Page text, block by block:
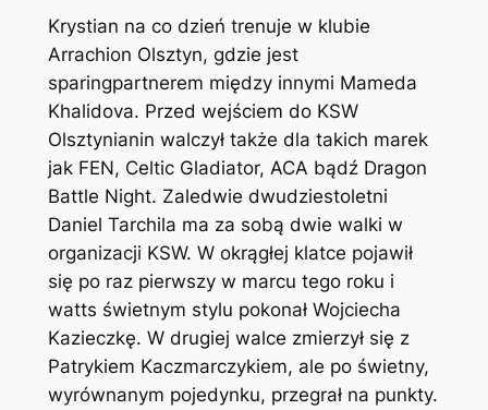
Krystian na co dzień trenuje w klubie
Arrachion Olsztyn, gdzie jest
sparingpartnerem między innymi Mameda
Khalidova. Przed wejściem do KSW
Olsztynianin walczył także dla takich marek
jak FEN, Celtic Gladiator, ACA bądź Dragon
Battle Night. Zaledwie dwudziestoletni
Daniel Tarchila ma za sobą dwie walki w
organizacji KSW. W okrągłej klatce pojawił
się po raz pierwszy w marcu tego roku i
watts świetnym stylu pokonał Wojciecha
Kazieczkę. W drugiej walce zmierzył się z
Patrykiem Kaczmarczykiem, ale po świetny,
wyrównanym pojedynku, przegrał na punkty.